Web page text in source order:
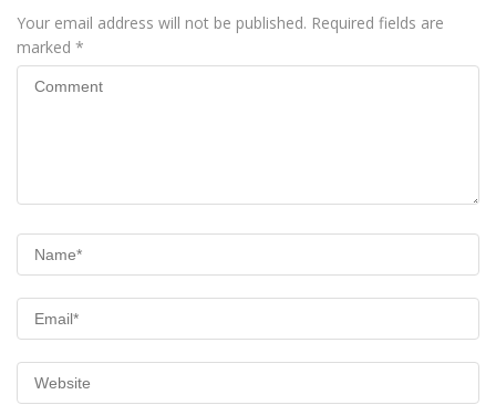
Your email address will not be published. Required fields are
marked *